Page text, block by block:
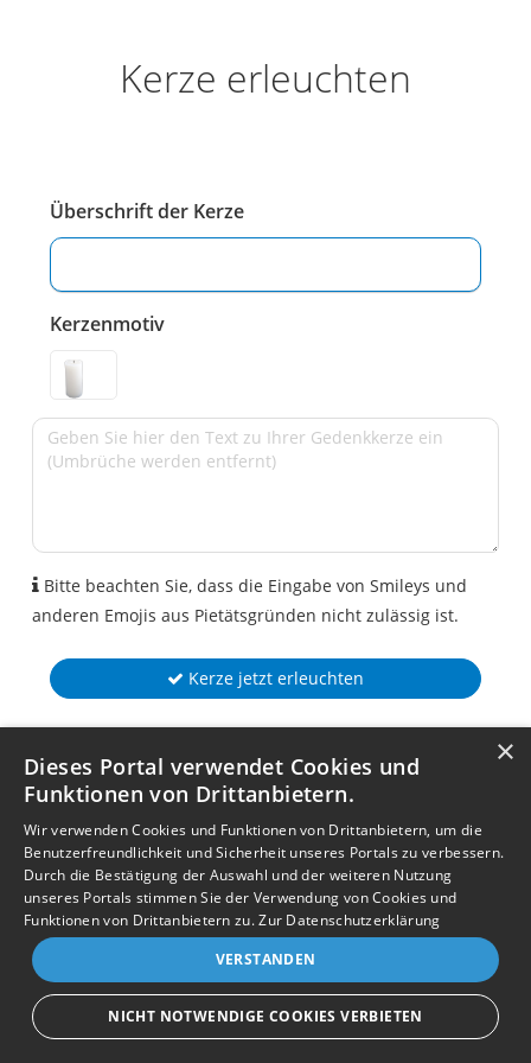
Kerze erleuchten
Überschrift der Kerze
Kerzenmotiv
Bitte beachten Sie, dass die Eingabe von Smileys und
anderen Emojis aus Pietätsgründen nicht zulässig ist.
Kerze jetzt erleuchten
×
Dieses Portal verwendet Cookies und
Funktionen von Drittanbietern.
Wir verwenden Cookies und Funktionen von Drittanbietern, um die
Benutzerfreundlichkeit und Sicherheit unseres Portals zu verbessern.
Durch die Bestätigung der Auswahl und der weiteren Nutzung
unseres Portals stimmen Sie der Verwendung von Cookies und
Funktionen von Drittanbietern zu.Zur Datenschutzerklärung
VERSTANDEN
NICHT NOTWENDIGE COOKIES VERBIETEN